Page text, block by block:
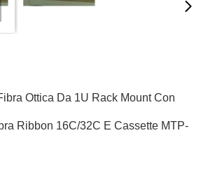
Ottica Da 1U Rack Mount Con
Ribbon 16C/32C E Cassette MTP-